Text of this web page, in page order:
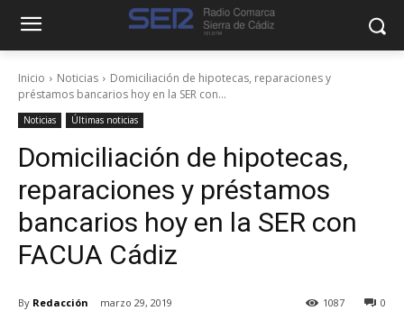
Inicio Noticias
Domiciliación de hipotecas, reparaciones y
préstamos bancarios hoy en la SER con...
Noticias Últimas noticias
Domiciliación de hipotecas,
reparaciones y préstamos
bancarios hoy en la SER con
FACUA Cádiz
By Redacción marzo 29, 2019 0
1087